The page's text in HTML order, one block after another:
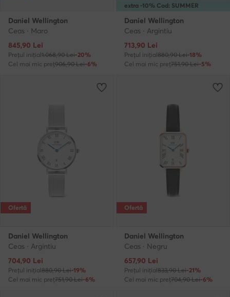
Daniel Wellington
Ceas · Maro
Prețul actual
845,90 Lei
Prețul inițial1.068,90 Lei-20%
Cel mai mic preț906,90 Lei-6%
extra -10% Cod: SUMMER
Daniel Wellington
Ceas · Argintiu
Prețul actual
713,90 Lei
Prețul inițial880,90 Lei-18%
Cel mai mic preț751,90 Lei-5%
Ofertă
Daniel Wellington
Ceas · Argintiu
Prețul actual
704,90 Lei
Prețul inițial880,90 Lei-19%
Cel mai mic preț751,90 Lei-6%
Ofertă
Daniel Wellington
Ceas · Negru
Prețul actual
657,90 Lei
Prețul inițial833,90 Lei-21%
Cel mai mic preț704,90 Lei-6%